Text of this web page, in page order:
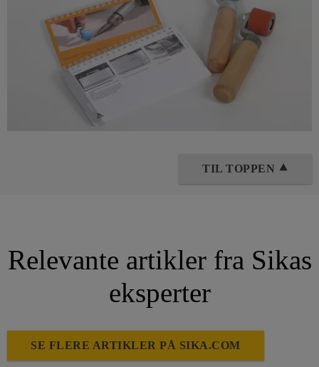
TIL TOPPEN ⯅
Relevante artikler fra Sikas
eksperter
SE FLERE ARTIKLER PÅ SIKA.COM